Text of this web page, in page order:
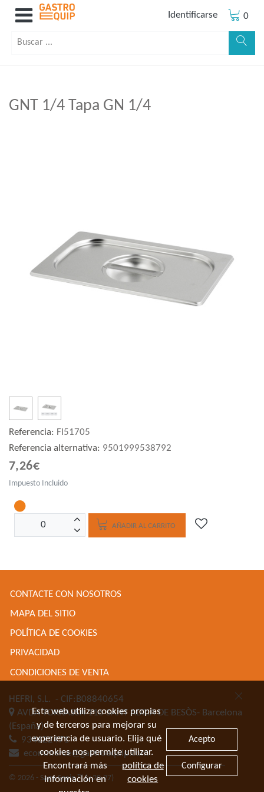
Identificarse 0
GNT 1/4 Tapa GN 1/4
Referencia: FI51705
Referencia alternativa: 9501999538792
7,26€
Impuesto Incluido
AÑADIR AL CARRITO
CONTACTE CON NOSOTROS
MAPA DEL SITIO
POLÍTICA DE COOKIES
PRIVACIDAD
CONDICIONES DE VENTA
HEFRI, S.L. - CIF:B08840654
AVDA TORRASSA 116SANT ADRIA DE BESÒS- Barcelona
(España)
934622471
ecommerce@gastroequip.com
© 2026 - Sage Spain ™ (v.20.27)
Esta web utiliza cookies propias
y de terceros para mejorar su
experiencia de usuario. Elija qué
cookies nos permite utilizar.
Encontrará más
información en
política de
cookies
Acepto
Configurar